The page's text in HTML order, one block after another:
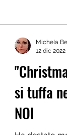
si tuffa
NOI
Michela
12 dic 2022